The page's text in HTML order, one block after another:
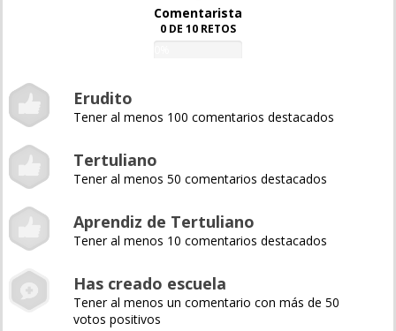
Comentarista
0 DE 10 RETOS
Erudito
Tener al menos 100 comentarios destacados
Tertuliano
Tener al menos 50 comentarios destacados
Aprendiz de Tertuliano
Tener al menos 10 comentarios destacados
Has creado escuela
Tener al menos un comentario con más de 50
votos positivos